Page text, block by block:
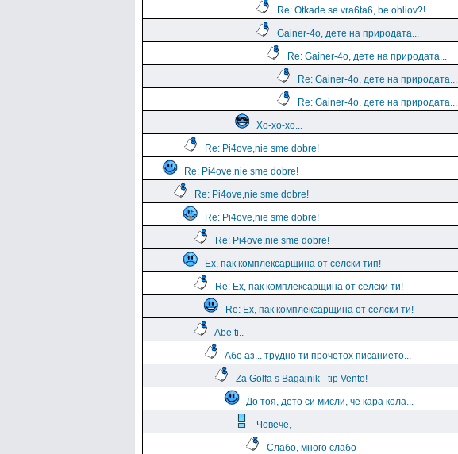
Re: Otkade se vra6ta6, be ohliov?!
Gainer-4o, дете на природата...
Re: Gainer-4o, дете на природата...
Re: Gainer-4o, дете на природата...
Re: Gainer-4o, дете на природата...
Хо-хо-хо...
Re: Pi4ove,nie sme dobre!
Re: Pi4ove,nie sme dobre!
Re: Pi4ove,nie sme dobre!
Re: Pi4ove,nie sme dobre!
Re: Pi4ove,nie sme dobre!
Ех, пак комплексарщина от селски тип!
Re: Ех, пак комплексарщина от селски ти!
Re: Ех, пак комплексарщина от селски ти!
Abe ti..
Aбе аз... трудно ти прочетох писанието...
Za Golfa s Bagajnik - tip Vento!
До тоя, дето си мисли, че кара кола...
Човече,
Слабо, много слабо